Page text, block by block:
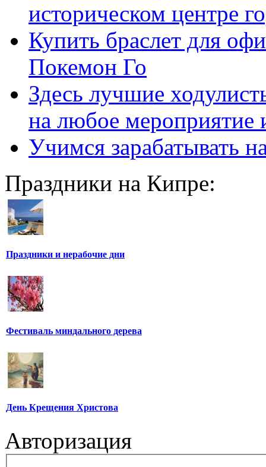
историческом центре
Купить браслет для
Покемон Го
Здесь лучшие
на любое мероприятие
Учимся зарабатывать
Праздники на Кипре:
Праздники и нерабочие дни
Фестиваль миндального дерева
День Крещения Христова
Авторизация